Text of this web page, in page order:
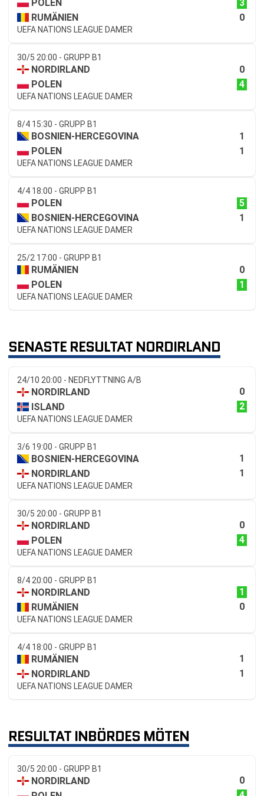
POLEN
3
RUMÄNIEN
0
UEFA NATIONS LEAGUE DAMER
30/5 20:00 - GRUPP B1
NORDIRLAND
0
POLEN
4
UEFA NATIONS LEAGUE DAMER
8/4 15:30 - GRUPP B1
BOSNIEN-HERCEGOVINA
1
POLEN
1
UEFA NATIONS LEAGUE DAMER
4/4 18:00 - GRUPP B1
POLEN
5
BOSNIEN-HERCEGOVINA
1
UEFA NATIONS LEAGUE DAMER
25/2 17:00 - GRUPP B1
RUMÄNIEN
0
POLEN
1
UEFA NATIONS LEAGUE DAMER
SENASTE RESULTAT NORDIRLAND
24/10 20:00 - NEDFLYTTNING A/B
NORDIRLAND
0
ISLAND
2
UEFA NATIONS LEAGUE DAMER
3/6 19:00 - GRUPP B1
BOSNIEN-HERCEGOVINA
1
NORDIRLAND
1
UEFA NATIONS LEAGUE DAMER
30/5 20:00 - GRUPP B1
NORDIRLAND
0
POLEN
4
UEFA NATIONS LEAGUE DAMER
8/4 20:00 - GRUPP B1
NORDIRLAND
1
RUMÄNIEN
0
UEFA NATIONS LEAGUE DAMER
4/4 18:00 - GRUPP B1
RUMÄNIEN
1
NORDIRLAND
1
UEFA NATIONS LEAGUE DAMER
RESULTAT INBÖRDES MÖTEN
30/5 20:00 - GRUPP B1
NORDIRLAND
0